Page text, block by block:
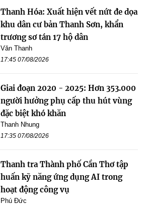
Thanh Hóa: Xuất hiện vết nứt đe dọa
khu dân cư bản Thanh Sơn, khẩn
trương sơ tán 17 hộ dân
Văn Thanh
17:45 07/08/2026
Giai đoạn 2020 - 2025: Hơn 353.000
người hưởng phụ cấp thu hút vùng
đặc biệt khó khăn
Thanh Nhung
17:35 07/08/2026
Thanh tra Thành phố Cần Thơ tập
huấn kỹ năng ứng dụng AI trong
hoạt động công vụ
Phú Đức